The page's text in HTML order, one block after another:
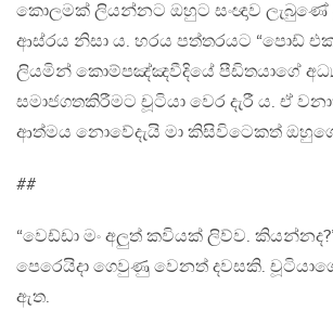
කොලමක් ලියන්නට ඔහුට සංඥාව ලැබුණේ
ආස්රය නිසා ය. හරය පත්තරයට “පොඩ්
ලියමින් කොම්පඤ්ඤවීදියේ පීඩිතයාගේ
සමාජගතකිරීමට චූටියා වෙර දැරී ය. ඒ
ආත්මය නොවේදැයි මා කිසිවිටෙකත්
##
“වෙඩ්ඩා මං අලුත් කවියක් ලිව්ව.
පෙරෙයිදා ගෙවුණු වෙනත් දවසකි.
ඇත.